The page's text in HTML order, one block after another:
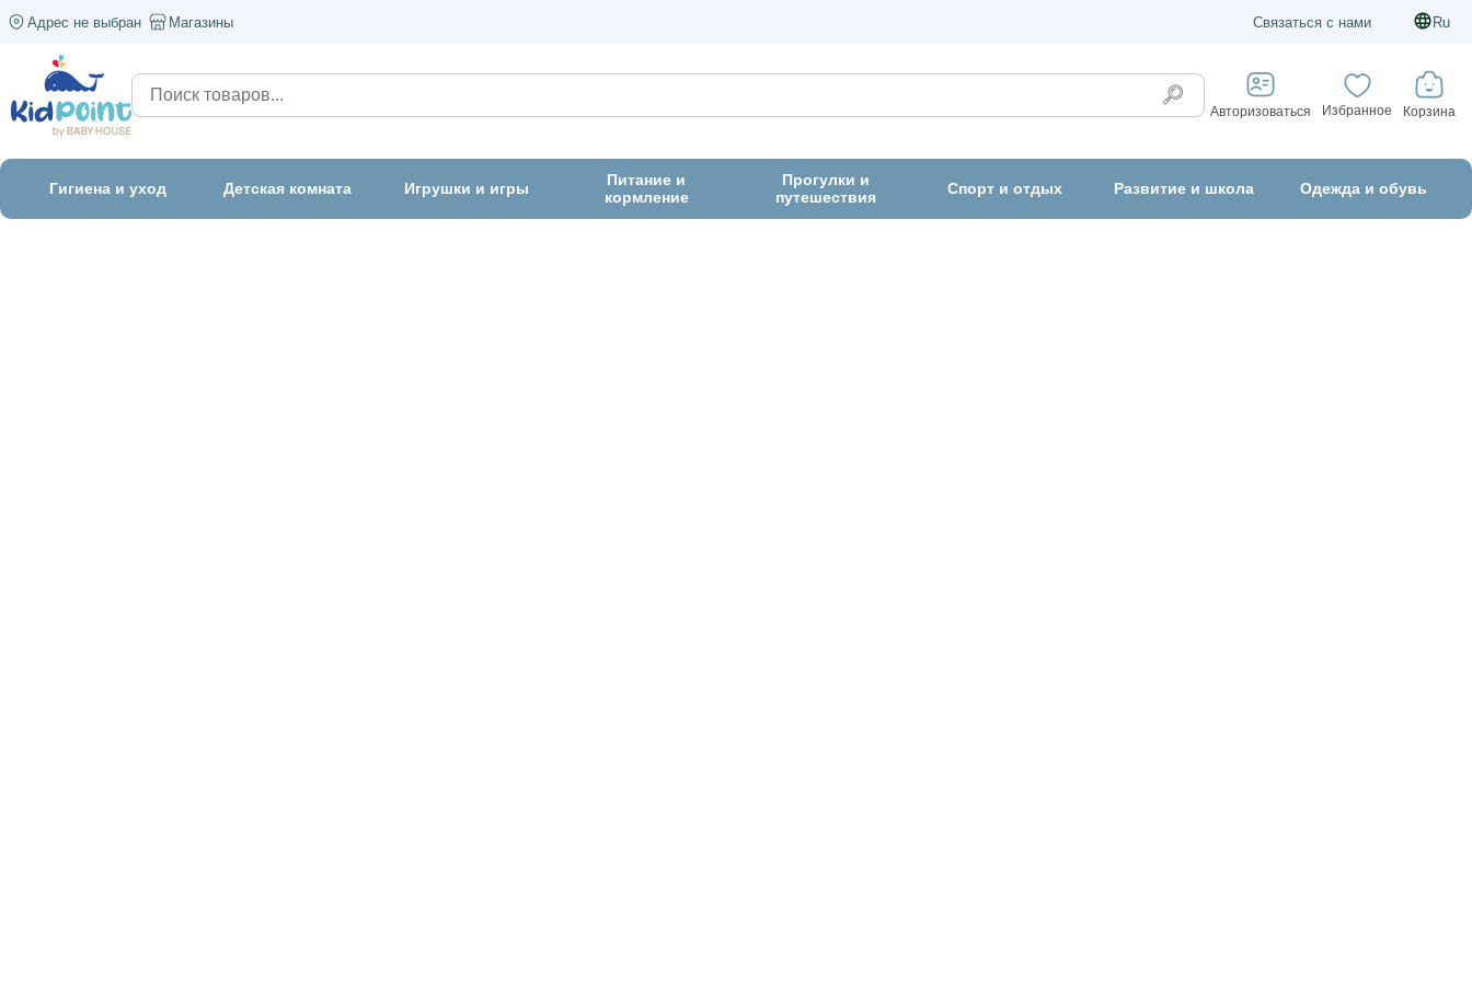
Адрес не выбран Магазины Связаться с нами Ru
Авторизоваться Избранное Корзина
Гигиена и уход Детская комната Игрушки и игры
Питание и
кормление
Прогулки и
путешествия
Спорт и отдых Развитие и школа Одежда и обувь